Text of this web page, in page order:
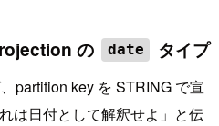
の date タイプ
partition key を STRING で宣
は日付として解釈せよ」と伝